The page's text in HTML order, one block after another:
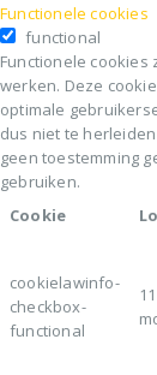
Functionele cookies
functional
Functionele
werken. Deze
optimale
dus niet te
geen toestemming
gebruiken.
Cookie
cookielawinfo-
checkbox-
functional
11